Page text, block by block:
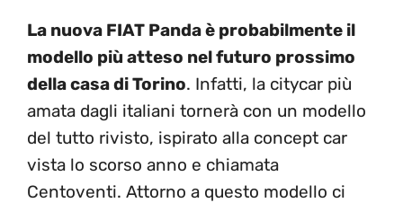
La nuova FIAT Panda è probabilmente il
modello più atteso nel futuro prossimo
della casa di Torino. Infatti, la citycar più
amata dagli italiani tornerà con un modello
del tutto rivisto, ispirato alla concept car
vista lo scorso anno e chiamata
Centoventi. Attorno a questo modello ci